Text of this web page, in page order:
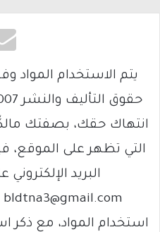
انتهاك حقك، بصفتك
التي تظهر على الموقع،
البريد الإلكتروني
استخدام المواد، مع